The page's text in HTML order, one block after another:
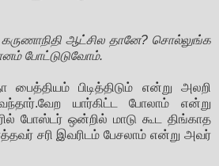
கருணாநிதி ஆட்சில தானே? சொல்லுங்க
போட்டுடுவோம்.
பைத்தியம் பிடித்திடும் என்று அலறி
யார்கிட்ட போலாம் என்று
போஸ்டர் ஒன்றில் மாடு கூட திங்காத
சரி இவரிடம் பேசலாம் என்று அவர்